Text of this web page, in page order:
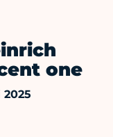
one